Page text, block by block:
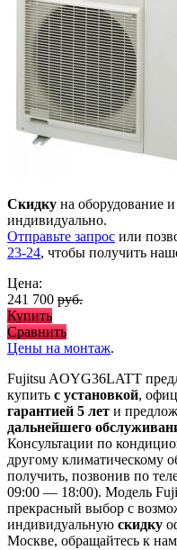
Скидку на оборудование
индивидуально.
Отправьте запрос или
23-24, чтобы получить
Цена:
241 700 руб.
Купить
Сравнить
Цены на монтаж.
Fujitsu AOYG36LATT
купить с установкой,
гарантией 5 лет и
дальнейшего
Консультации по
другому климатическому
получить, позвонив по
09:00 — 18:00). Модель
прекрасный выбор с
индивидуальную скидку
Москве, обращайтесь к